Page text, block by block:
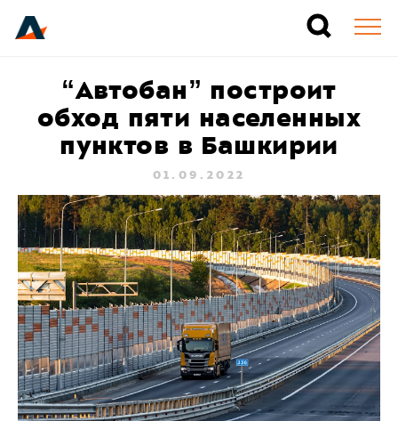
“Автобан” построит
обход пяти населенных
пунктов в Башкирии
01.09.2022